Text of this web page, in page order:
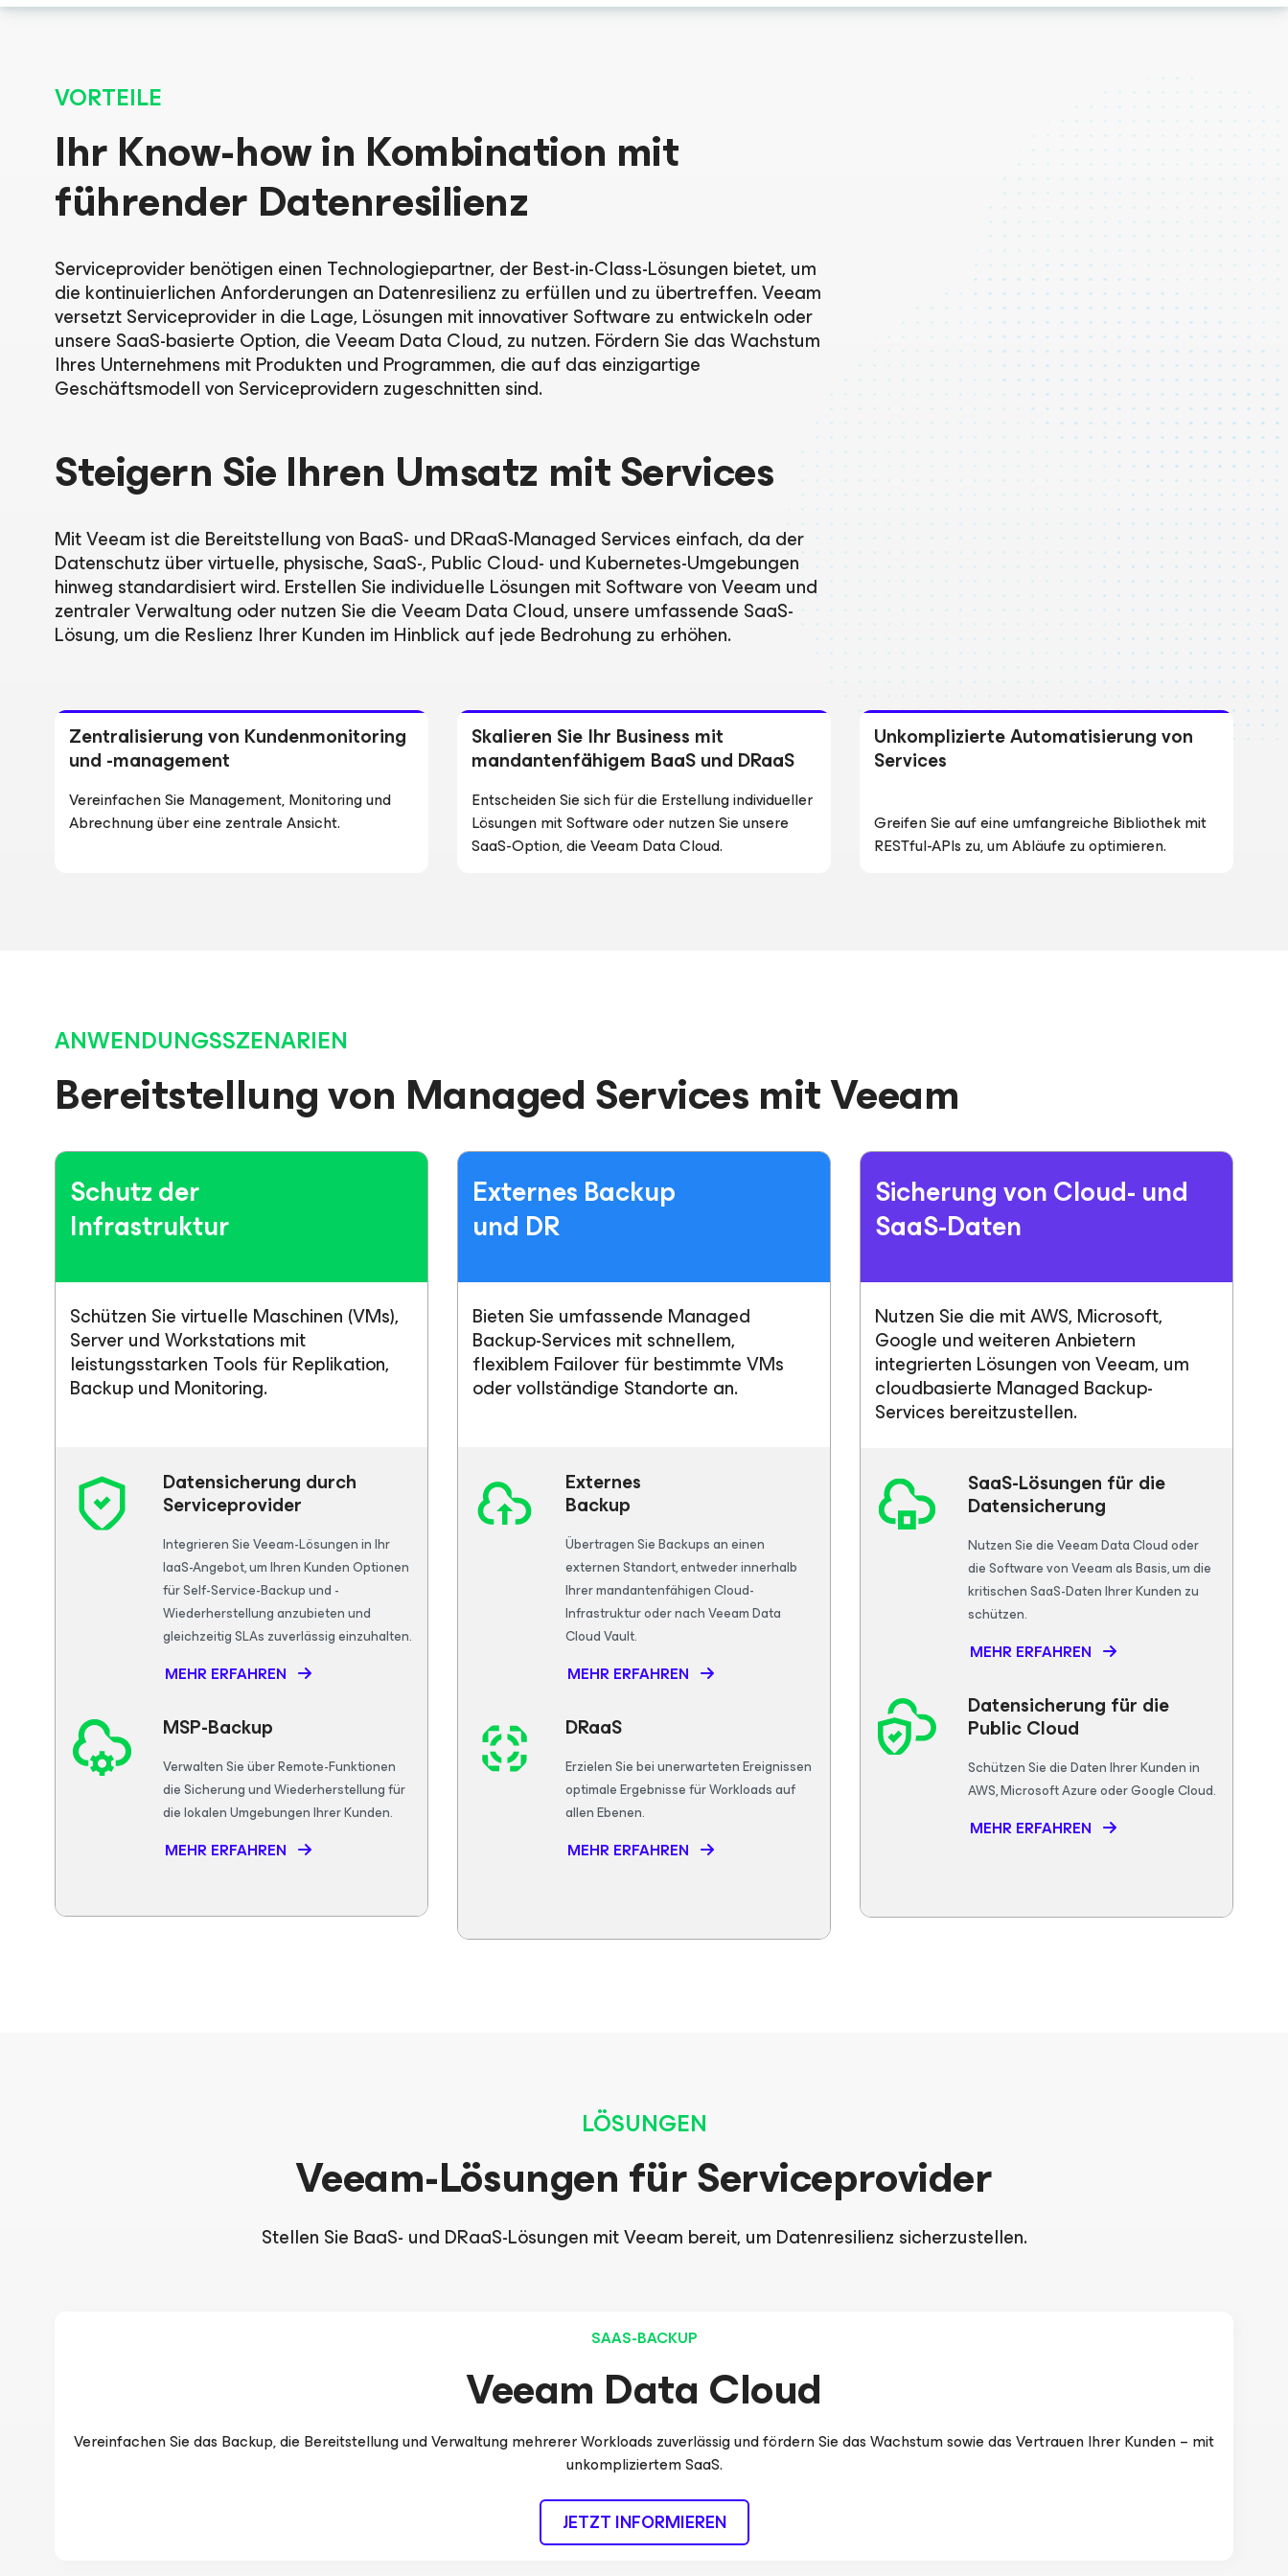
VORTEILE
Ihr Know-how in Kombination mit
führender Datenresilienz
Serviceprovider benötigen einen Technologiepartner, der Best-in-Class-Lösungen bietet, um
die kontinuierlichen Anforderungen an Datenresilienz zu erfüllen und zu übertreffen. Veeam
versetzt Serviceprovider in die Lage, Lösungen mit innovativer Software zu entwickeln oder
unsere SaaS-basierte Option, die Veeam Data Cloud, zu nutzen. Fördern Sie das Wachstum
Ihres Unternehmens mit Produkten und Programmen, die auf das einzigartige
Geschäftsmodell von Serviceprovidern zugeschnitten sind.
Steigern Sie Ihren Umsatz mit Services
Mit Veeam ist die Bereitstellung von BaaS- und DRaaS-Managed Services einfach, da der
Datenschutz über virtuelle, physische, SaaS-, Public Cloud- und Kubernetes-Umgebungen
hinweg standardisiert wird. Erstellen Sie individuelle Lösungen mit Software von Veeam und
zentraler Verwaltung oder nutzen Sie die Veeam Data Cloud, unsere umfassende SaaS-
Lösung, um die Reslienz Ihrer Kunden im Hinblick auf jede Bedrohung zu erhöhen.
Zentralisierung von Kundenmonitoring
und -management
Vereinfachen Sie Management, Monitoring und
Abrechnung über eine zentrale Ansicht.
Skalieren Sie Ihr Business mit
mandantenfähigem BaaS und DRaaS
Entscheiden Sie sich für die Erstellung individueller
Lösungen mit Software oder nutzen Sie unsere
SaaS-Option, die Veeam Data Cloud.
Unkomplizierte Automatisierung von
Services
Greifen Sie auf eine umfangreiche Bibliothek mit
RESTful-APIs zu, um Abläufe zu optimieren.
ANWENDUNGSSZENARIEN
Bereitstellung von Managed Services mit Veeam
Schutz der
Infrastruktur
Schützen Sie virtuelle Maschinen (VMs),
Server und Workstations mit
leistungsstarken Tools für Replikation,
Backup und Monitoring.
Datensicherung durch
Serviceprovider
Integrieren Sie Veeam-Lösungen in Ihr
IaaS-Angebot, um Ihren Kunden Optionen
für Self-Service-Backup und -
Wiederherstellung anzubieten und
gleichzeitig SLAs zuverlässig einzuhalten.
MEHR ERFAHREN
MSP-Backup
Verwalten Sie über Remote-Funktionen
die Sicherung und Wiederherstellung für
die lokalen Umgebungen Ihrer Kunden.
MEHR ERFAHREN
Externes Backup
und DR
Bieten Sie umfassende Managed
Backup-Services mit schnellem,
flexiblem Failover für bestimmte VMs
oder vollständige Standorte an.
Externes
Backup
Übertragen Sie Backups an einen
externen Standort, entweder innerhalb
Ihrer mandantenfähigen Cloud-
Infrastruktur oder nach Veeam Data
Cloud Vault.
MEHR ERFAHREN
DRaaS
Erzielen Sie bei unerwarteten Ereignissen
optimale Ergebnisse für Workloads auf
allen Ebenen.
MEHR ERFAHREN
Sicherung von Cloud- und
SaaS-Daten
Nutzen Sie die mit AWS, Microsoft,
Google und weiteren Anbietern
integrierten Lösungen von Veeam, um
cloudbasierte Managed Backup-
Services bereitzustellen.
SaaS-Lösungen für die
Datensicherung
Nutzen Sie die Veeam Data Cloud oder
die Software von Veeam als Basis, um die
kritischen SaaS-Daten Ihrer Kunden zu
schützen.
MEHR ERFAHREN
Datensicherung für die
Public Cloud
Schützen Sie die Daten Ihrer Kunden in
AWS, Microsoft Azure oder Google Cloud.
MEHR ERFAHREN
LÖSUNGEN
Veeam-Lösungen für Serviceprovider
Stellen Sie BaaS- und DRaaS-Lösungen mit Veeam bereit, um Datenresilienz sicherzustellen.
SAAS-BACKUP
Veeam Data Cloud
Vereinfachen Sie das Backup, die Bereitstellung und Verwaltung mehrerer Workloads zuverlässig und fördern Sie das Wachstum sowie das Vertrauen Ihrer Kunden – mit
unkompliziertem SaaS.
JETZT INFORMIEREN